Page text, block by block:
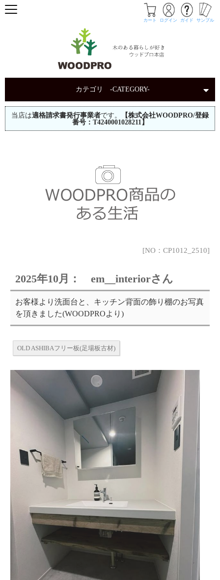
カート ログイン ガイド サンプル
カテゴリ -CATEGORY-
当店は適格請求書発行事業者です。
【株式会社WOODPRO/登録
番号：T4240001028211】
[NO：CP1012_2510]
2025年10月： em__interiorさん
お客様より洗面台と、キッチン背面の飾り棚のお写真
を頂きました(WOODPROより)
OLD ASHIBAフリー板(足場板古材)